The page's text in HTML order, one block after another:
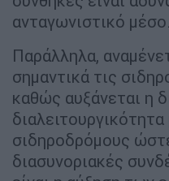
ανταγωνιστικό μέσο.
Παράλληλα,
σημαντικά τις
καθώς αυξάνεται η
σιδηροδρόμους
διασυνοριακές